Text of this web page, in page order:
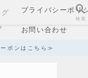
プライバシーポリ
お問い合わせ
ーポンはこちら≫
検索